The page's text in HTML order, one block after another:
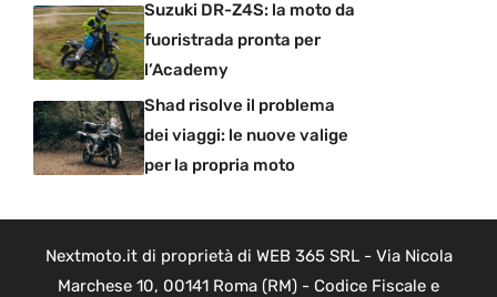
Suzuki DR-Z4S: la moto da
fuoristrada pronta per
l’Academy
Shad risolve il problema
dei viaggi: le nuove valige
per la propria moto
Nextmoto.it di proprietà di WEB 365 SRL - Via Nicola
Marchese 10, 00141 Roma (RM) - Codice Fiscale e